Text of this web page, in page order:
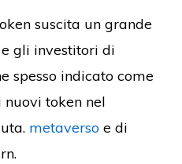
suscita un grande
gli investitori di
spesso indicato come
token nel
metaverso e di